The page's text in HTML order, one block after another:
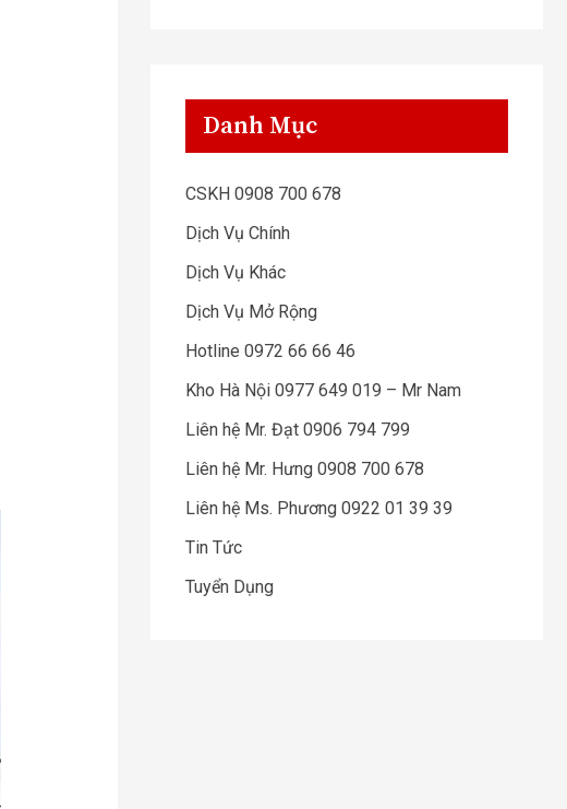
Danh Mục
CSKH 0908 700 678
Dịch Vụ Chính
Dịch Vụ Khác
Dịch Vụ Mở Rộng
Hotline 0972 66 66 46
Kho Hà Nội 0977 649 019 – Mr Nam
Liên hệ Mr. Đạt 0906 794 799
Liên hệ Mr. Hưng 0908 700 678
Liên hệ Ms. Phương 0922 01 39 39
Tin Tức
Tuyển Dụng